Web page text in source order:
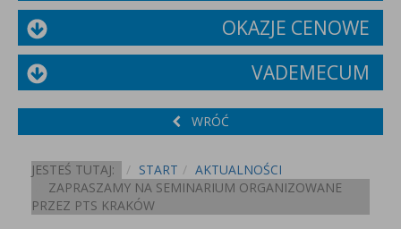
OKAZJE CENOWE
VADEMECUM
WRÓĆ
JESTEŚ TUTAJ: START
AKTUALNOŚCI
ZAPRASZAMY NA SEMINARIUM ORGANIZOWANE
PRZEZ PTS KRAKÓW